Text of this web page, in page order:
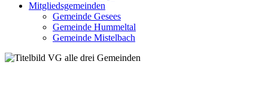
Mitgliedsgemeinden
Gemeinde Gesees
Gemeinde Hummeltal
Gemeinde Mistelbach